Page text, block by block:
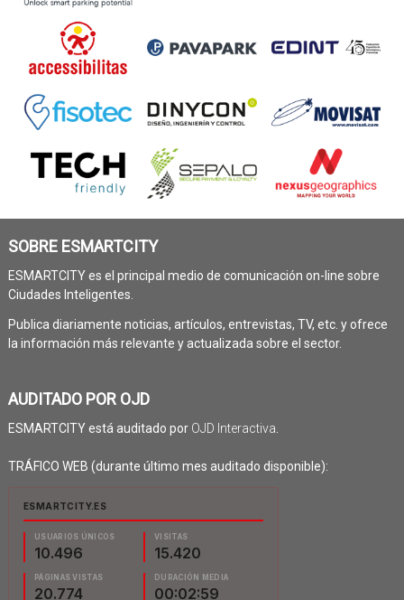
SOBRE ESMARTCITY
ESMARTCITY es el principal medio de comunicación on-line sobre
Ciudades Inteligentes.
Publica diariamente noticias, artículos, entrevistas, TV, etc. y ofrece
la información más relevante y actualizada sobre el sector.
AUDITADO POR OJD
ESMARTCITY está auditado por OJD Interactiva
TRÁFICO WEB (durante último mes auditado disponible):